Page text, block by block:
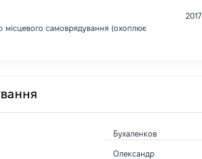
самоврядування (охоплює
2017
Бухаленков
Олександр